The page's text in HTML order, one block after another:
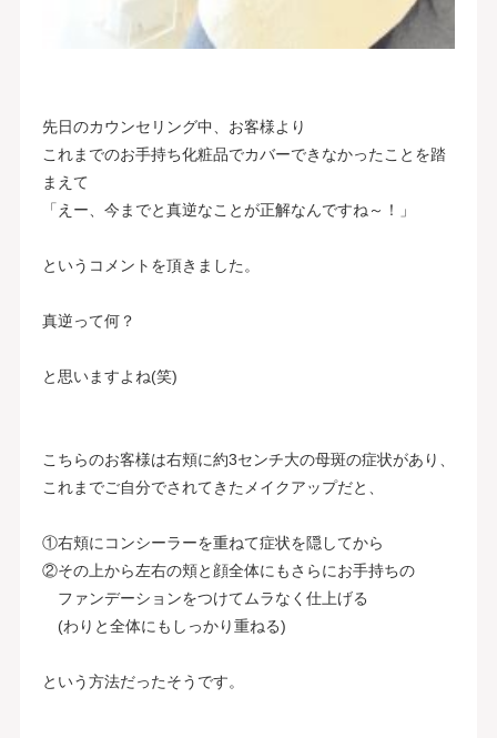
先日のカウンセリング中、お客様より
これまでのお手持ち化粧品でカバーできなかったことを踏
まえて
「えー、今までと真逆なことが正解なんですね～！」
というコメントを頂きました。
真逆って何？
と思いますよね(笑)
こちらのお客様は右頬に約3センチ大の母斑の症状があり、
これまでご自分でされてきたメイクアップだと、
①右頬にコンシーラーを重ねて症状を隠してから
②その上から左右の頬と顔全体にもさらにお手持ちの
ファンデーションをつけてムラなく仕上げる
(わりと全体にもしっかり重ねる)
という方法だったそうです。